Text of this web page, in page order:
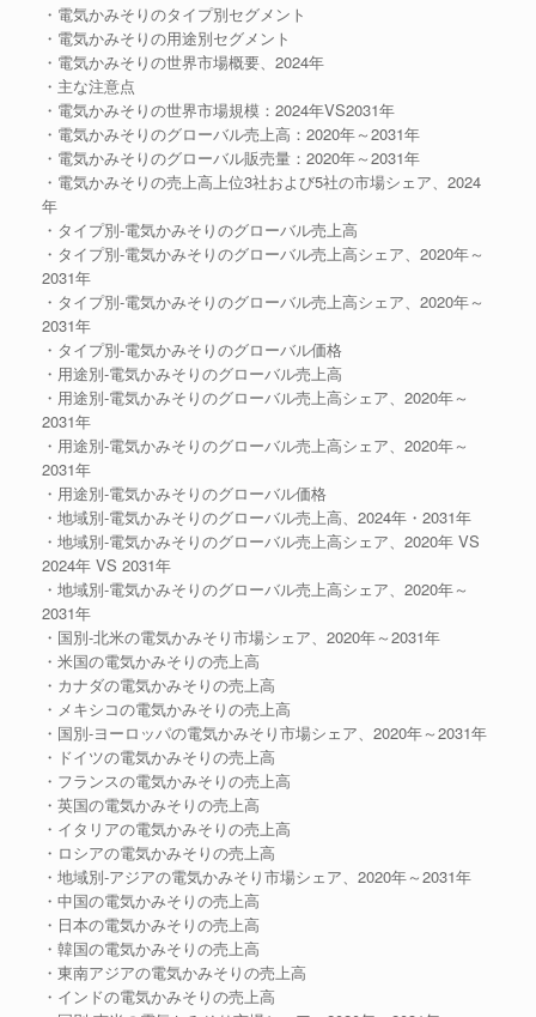
・電気かみそりのタイプ別セグメント
・電気かみそりの用途別セグメント
・電気かみそりの世界市場概要、2024年
・主な注意点
・電気かみそりの世界市場規模：2024年VS2031年
・電気かみそりのグローバル売上高：2020年～2031年
・電気かみそりのグローバル販売量：2020年～2031年
・電気かみそりの売上高上位3社および5社の市場シェア、2024
年
・タイプ別-電気かみそりのグローバル売上高
・タイプ別-電気かみそりのグローバル売上高シェア、2020年～
2031年
・タイプ別-電気かみそりのグローバル売上高シェア、2020年～
2031年
・タイプ別-電気かみそりのグローバル価格
・用途別-電気かみそりのグローバル売上高
・用途別-電気かみそりのグローバル売上高シェア、2020年～
2031年
・用途別-電気かみそりのグローバル売上高シェア、2020年～
2031年
・用途別-電気かみそりのグローバル価格
・地域別-電気かみそりのグローバル売上高、2024年・2031年
・地域別-電気かみそりのグローバル売上高シェア、2020年 VS
2024年 VS 2031年
・地域別-電気かみそりのグローバル売上高シェア、2020年～
2031年
・国別-北米の電気かみそり市場シェア、2020年～2031年
・米国の電気かみそりの売上高
・カナダの電気かみそりの売上高
・メキシコの電気かみそりの売上高
・国別-ヨーロッパの電気かみそり市場シェア、2020年～2031年
・ドイツの電気かみそりの売上高
・フランスの電気かみそりの売上高
・英国の電気かみそりの売上高
・イタリアの電気かみそりの売上高
・ロシアの電気かみそりの売上高
・地域別-アジアの電気かみそり市場シェア、2020年～2031年
・中国の電気かみそりの売上高
・日本の電気かみそりの売上高
・韓国の電気かみそりの売上高
・東南アジアの電気かみそりの売上高
・インドの電気かみそりの売上高